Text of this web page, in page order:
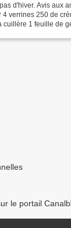
d'hiver. Avis aux
verrines 250 de
cuillère 1 feuille de
le portail